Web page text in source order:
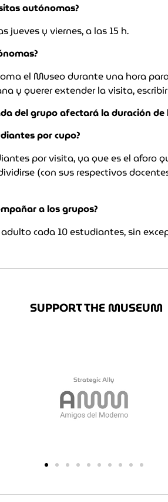
autónomas?
jueves y viernes, a las 15 h.
el Museo durante una hora
y querer extender la visita,
del grupo afectará la duración
por cupo?
por visita, ya que es el aforo
(con sus respectivos
a los grupos?
cada 10 estudiantes, sin
SUPPORT THE MUSEUM